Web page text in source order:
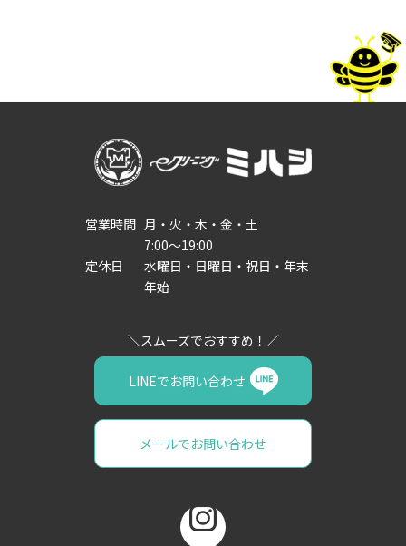
営業時間 月・火・木・金・土
7:00～19:00
定休日
水曜日・日曜日・祝日・年末
年始
メールでお問い合わせ
LINEでお問い合わせ